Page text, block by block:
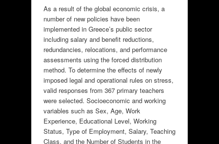
As a result of the global economic crisis, a
number of new policies have been
implemented in Greece’s public sector
including salary and benefit reductions,
redundancies, relocations, and performance
assessments using the forced distribution
method. To determine the effects of newly
imposed legal and operational rules on stress,
valid responses from 367 primary teachers
were selected. Socioeconomic and working
variables such as Sex, Age, Work
Experience, Educational Level, Working
Status, Type of Employment, Salary, Teaching
Class, and the Number of Students in the